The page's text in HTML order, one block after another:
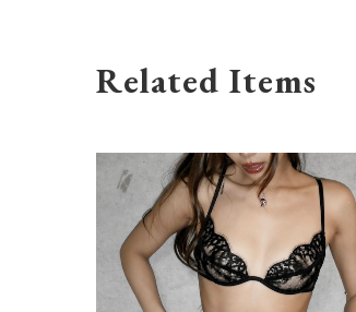
Related Items